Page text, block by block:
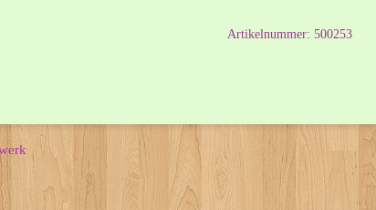
Artikelnummer: 500253